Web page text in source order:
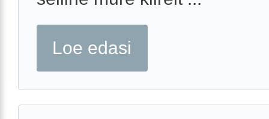
Loe edasi